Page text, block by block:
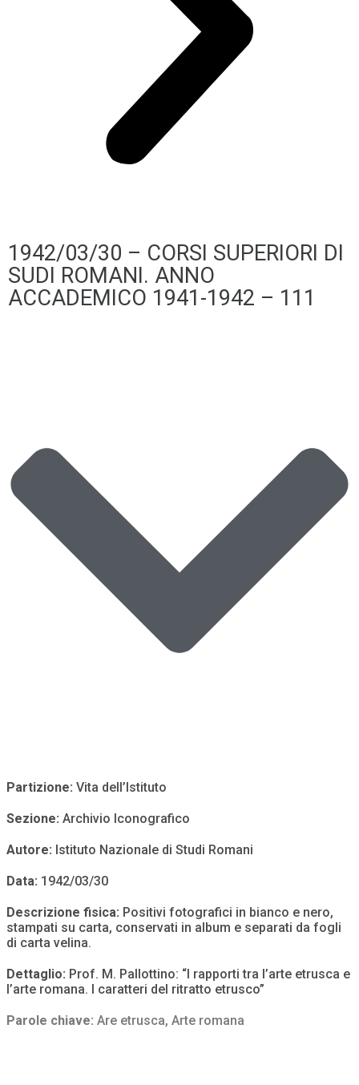
1942/03/30 – CORSI SUPERIORI DI
SUDI ROMANI. ANNO
ACCADEMICO 1941-1942 – 111
Partizione: Vita dell’Istituto
Sezione: Archivio Iconografico
Autore: Istituto Nazionale di Studi Romani
Data: 1942/03/30
Descrizione fisica: Positivi fotografici in bianco e nero,
stampati su carta, conservati in album e separati da fogli
di carta velina.
Dettaglio: Prof. M. Pallottino: “I rapporti tra l’arte etrusca e
l’arte romana. I caratteri del ritratto etrusco”
Parole chiave: Are etrusca, Arte romana